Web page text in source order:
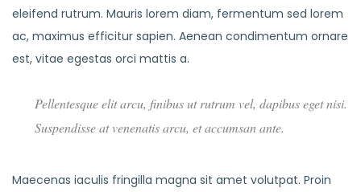
eleifend rutrum. Mauris lorem diam, fermentum sed lorem
ac, maximus efficitur sapien. Aenean condimentum ornare
est, vitae egestas orci mattis a.
Pellentesque elit arcu, finibus ut rutrum vel, dapibus eget nisi.
Suspendisse at venenatis arcu, et accumsan ante.
Maecenas iaculis fringilla magna sit amet volutpat. Proin